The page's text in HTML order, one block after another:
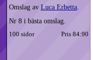
Omslag av Luca Erbetta.
Nr 8 i bästa omslag.
100 sidor Pris 84:90